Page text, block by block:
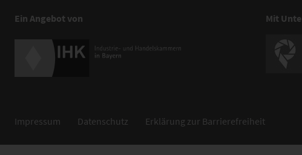
Ein Angebot von Mit
Impressum Datenschutz Erklärung zur Barrierefreiheit